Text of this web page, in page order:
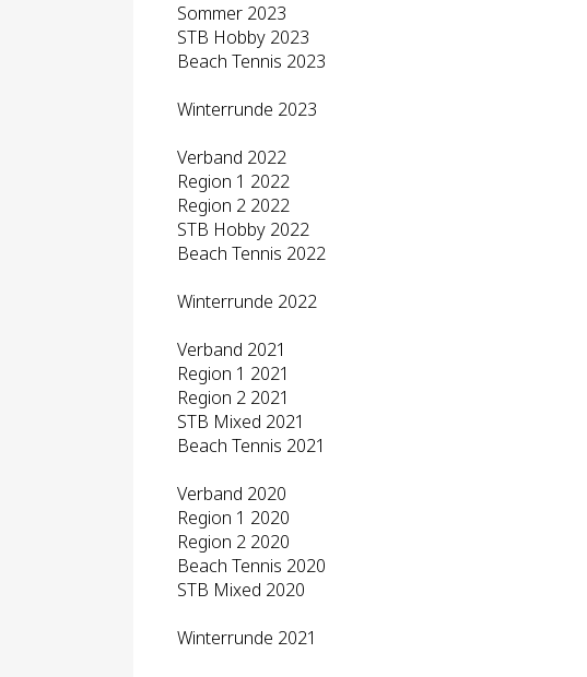
Sommer 2023
STB Hobby 2023
Beach Tennis 2023
Winterrunde 2023
Verband 2022
Region 1 2022
Region 2 2022
STB Hobby 2022
Beach Tennis 2022
Winterrunde 2022
Verband 2021
Region 1 2021
Region 2 2021
STB Mixed 2021
Beach Tennis 2021
Verband 2020
Region 1 2020
Region 2 2020
Beach Tennis 2020
STB Mixed 2020
Winterrunde 2021